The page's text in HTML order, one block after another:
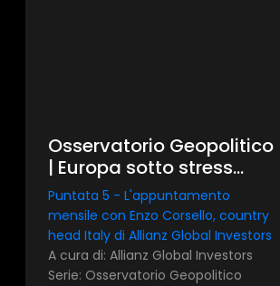
Osservatorio Geopolitico
| Europa sotto stress
test: la sfida geopolitica
del Vecchio Continente
Puntata 5 - L'appuntamento
mensile con Enzo Corsello, country
head Italy di Allianz Global Investors
A cura di: Allianz Global Investors
Serie: Osservatorio Geopolitico